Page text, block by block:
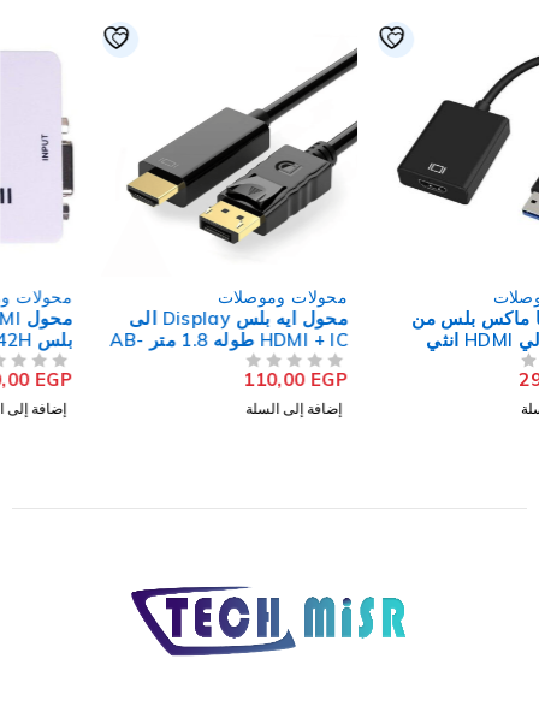
محولات وموصلات
محول ايه بلس Display الى
HDMI + IC طوله 1.8 متر AB-
23KD
EGP
إضافة إلى السلة
محولات وموصلات
محول HDMI الى VGA ايه
بلس AB-42H
EGP
إضافة إلى السلة